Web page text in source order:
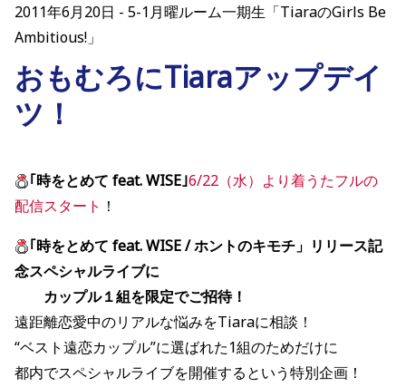
2011年6月20日
5-1月曜ルーム一期生「TiaraのGirls Be
Ambitious!」
おもむろにTiaraアップデイ
ツ！
｢時をとめて feat. WISE｣6/22（水）より着うたフルの
配信スタート ！
｢時をとめて feat. WISE / ホントのキモチ」リリース記
念スペシャルライブに
カップル１組を限定でご招待！
遠距離恋愛中のリアルな悩みをTiaraに相談！
“ベスト遠恋カップル”に選ばれた1組のためだけに
都内でスペシャルライブを開催するという特別企画！